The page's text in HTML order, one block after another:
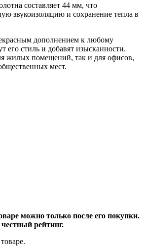
составляет 44 мм, что
звукоизоляцию и сохранение тепла в
дополнением к любому
его стиль и добавят изысканности.
жилых помещений, так и для офисов,
мест.
можно только после его покупки.
рейтинг.